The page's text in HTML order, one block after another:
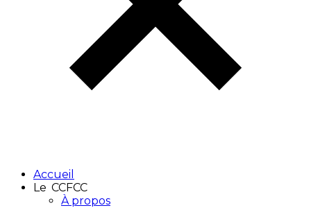
Accueil
Le CCFCC
À propos